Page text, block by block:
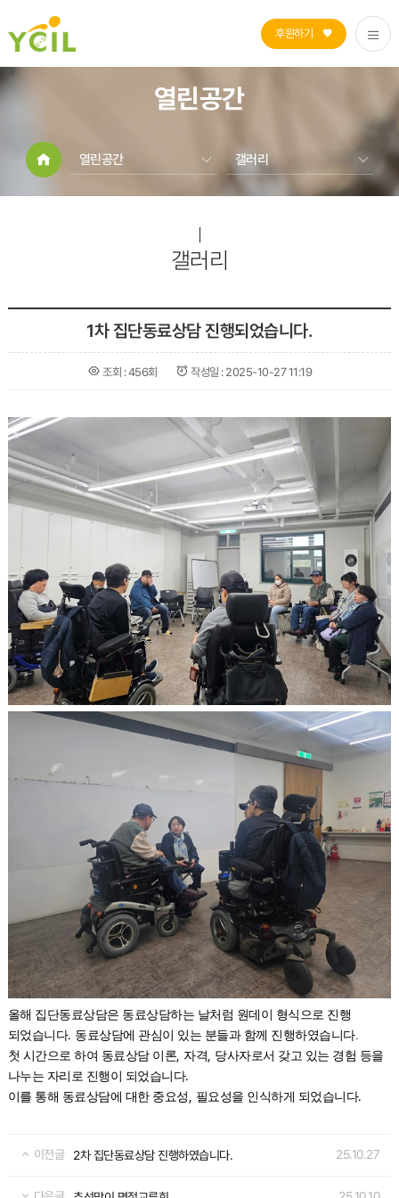
후원하기
열린공간
열린공간 갤러리
갤러리
1차 집단동료상담 진행되었습니다.
조회 :456회 작성일 : 2025-10-27 11:19
올해 집단동료상담은 동료상담하는 날처럼 원데이 형식으로 진행
되었습니다. 동료상담에 관심이 있는 분들과 함께 진행하였습니다.
첫 시간으로 하여 동료상담 이론 자격
당사자로서 갖고 있는 경험 등을
나누는 자리로 진행이 되었습니다.
이를 통해 동료상담에 대한 중요성 필요성을 인식하게 되었습니다.
이전글 2차 집단동료상담 진행하였습니다. 25.10.27